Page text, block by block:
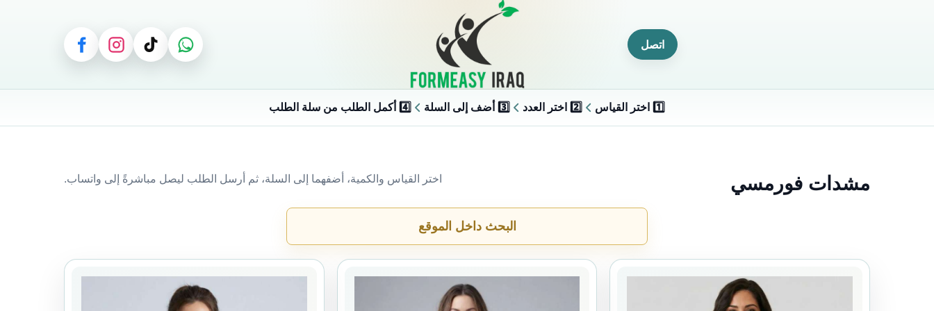
اتصل
1️⃣ اختر القياس 2️⃣ اختر العدد 3️⃣ أضف إلى السلة 4️⃣ أكمل الطلب من سلة الطلب
مشدات فورمسي اختر القياس والكمية، أضفهما إلى السلة، ثم أرسل الطلب ليصل مباشرةً إلى واتساب.